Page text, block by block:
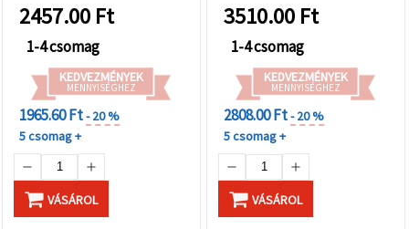
2457.00 Ft
1-4 csomag
KEDVEZMÉNYEK
MENNYISÉGHEZ
1965.60 Ft- 20 %
5 csomag +
VÁSÁROL
3510.00 Ft
1-4 csomag
KEDVEZMÉNYEK
MENNYISÉGHEZ
2808.00 Ft- 20 %
5 csomag +
VÁSÁROL